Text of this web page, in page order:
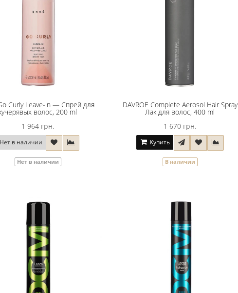
Curly Leave-in — Спрей для
волос, 200 ml
1 964 грн.
Нет в наличии
Нет в наличии
DAVROE Complete Aerosol Hair Spray
Лак для волос, 400 ml
1 670 грн.
Купить
В наличии